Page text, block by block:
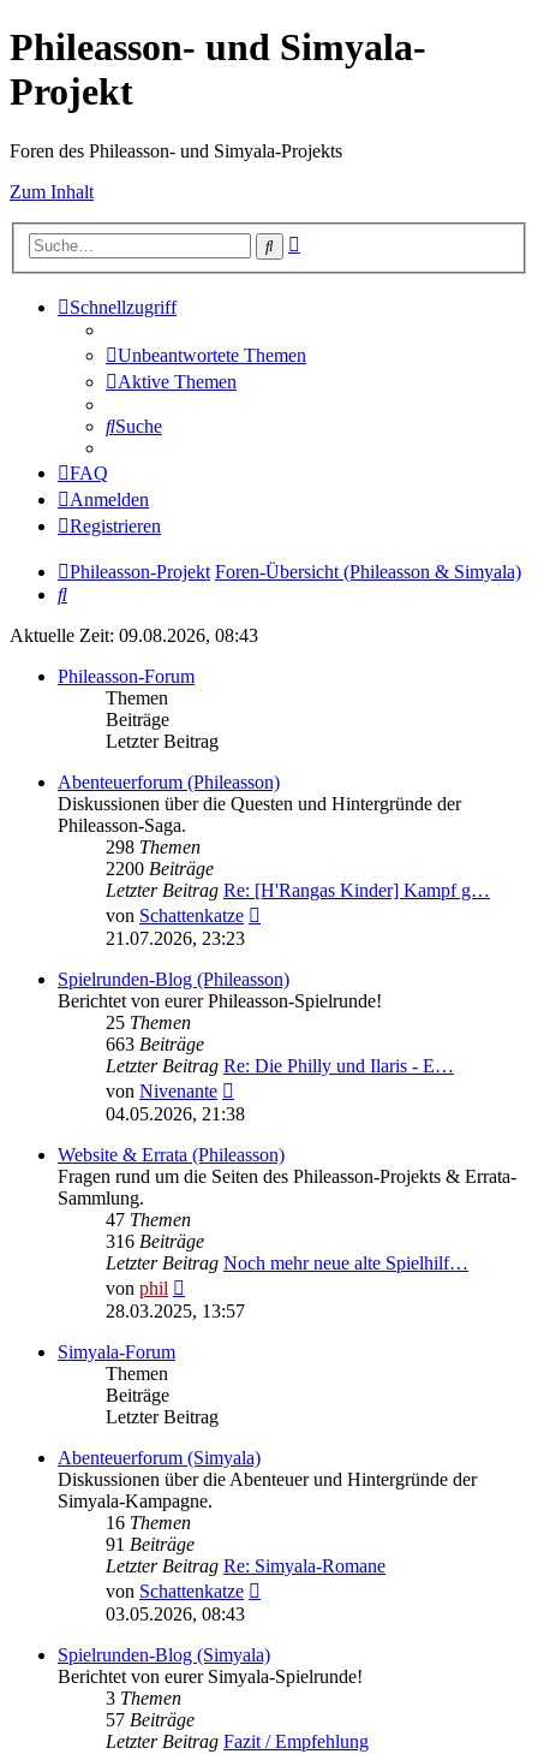
Phileasson- und Simyala-
Projekt
Foren des Phileasson- und Simyala-Projekts
Zum Inhalt
Suche
Schnellzugriff
Unbeantwortete Themen
Aktive Themen
Suche
FAQ
Anmelden
Registrieren
Phileasson-Projekt Foren-Übersicht (Phileasson & Simyala)
Suche
Aktuelle Zeit: 09.08.2026, 08:43
Phileasson-Forum
Themen
Beiträge
Letzter Beitrag
Abenteuerforum (Phileasson)
Diskussionen über die Questen und Hintergründe der
Phileasson-Saga.
298 Themen
2200 Beiträge
Letzter Beitrag Re: [H'Rangas Kinder] Kampf g…
von Schattenkatze
21.07.2026, 23:23
Spielrunden-Blog (Phileasson)
Berichtet von eurer Phileasson-Spielrunde!
25 Themen
663 Beiträge
Letzter Beitrag Re: Die Philly und Ilaris - E…
von Nivenante
Beitrag
04.05.2026, 21:38
Website & Errata (Phileasson)
Fragen rund um die Seiten des Phileasson-Projekts & Errata-
Sammlung.
47 Themen
316 Beiträge
Letzter Beitrag Noch mehr neue alte Spielhilf…
von phil
Beitrag
28.03.2025, 13:57
Simyala-Forum
Themen
Beiträge
Letzter Beitrag
Abenteuerforum (Simyala)
Diskussionen über die Abenteuer und Hintergründe der
Simyala-Kampagne.
16 Themen
91 Beiträge
Letzter Beitrag Re: Simyala-Romane
von Schattenkatze
03.05.2026, 08:43
Spielrunden-Blog (Simyala)
Berichtet von eurer Simyala-Spielrunde!
3 Themen
57 Beiträge
Letzter Beitrag Fazit / Empfehlung